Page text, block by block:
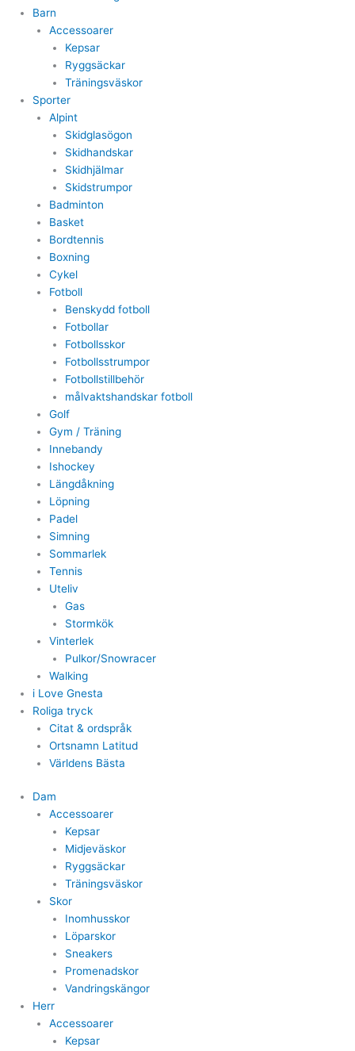
Barn
Accessoarer
Kepsar
Ryggsäckar
Träningsväskor
Sporter
Alpint
Skidglasögon
Skidhandskar
Skidhjälmar
Skidstrumpor
Badminton
Basket
Bordtennis
Boxning
Cykel
Fotboll
Benskydd fotboll
Fotbollar
Fotbollsskor
Fotbollsstrumpor
Fotbollstillbehör
målvaktshandskar fotboll
Golf
Gym / Träning
Innebandy
Ishockey
Längdåkning
Löpning
Padel
Simning
Sommarlek
Tennis
Uteliv
Gas
Stormkök
Vinterlek
Pulkor/Snowracer
Walking
i Love Gnesta
Roliga tryck
Citat & ordspråk
Ortsnamn Latitud
Världens Bästa
Dam
Accessoarer
Kepsar
Midjeväskor
Ryggsäckar
Träningsväskor
Skor
Inomhusskor
Löparskor
Sneakers
Promenadskor
Vandringskängor
Herr
Accessoarer
Kepsar